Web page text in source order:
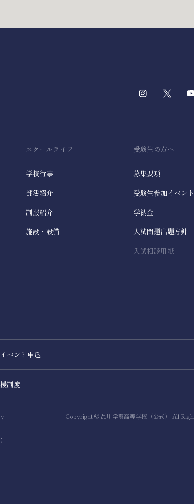
スクールライフ
学校行事
部活紹介
制服紹介
施設・設備
受験生の方へ
募集要項
受験生参加イベント
学納金
入試問題出題方針
入試相談用紙
ベント申込
制度
Copyright © 品川学藝高等学校（公式） All